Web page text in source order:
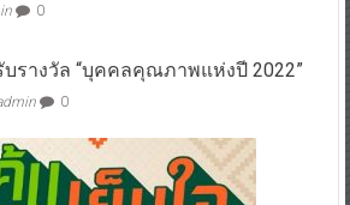
0
รางวัล “บุคคลคุณภาพแห่งปี 2022”
0